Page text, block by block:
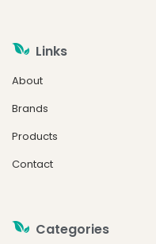
Links
About
Brands
Products
Contact
Categories